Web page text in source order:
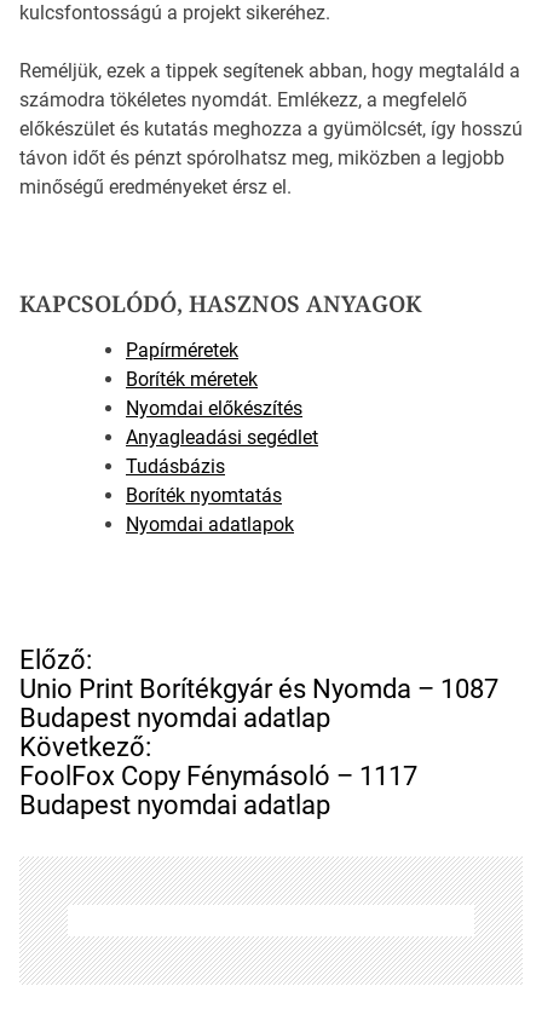
kulcsfontosságú a projekt sikeréhez.
Reméljük, ezek a tippek segítenek abban, hogy megtaláld a
számodra tökéletes nyomdát. Emlékezz, a megfelelő
előkészület és kutatás meghozza a gyümölcsét, így hosszú
távon időt és pénzt spórolhatsz meg, miközben a legjobb
minőségű eredményeket érsz el.
KAPCSOLÓDÓ, HASZNOS ANYAGOK
Papírméretek
Boríték méretek
Nyomdai előkészítés
Anyagleadási segédlet
Tudásbázis
Boríték nyomtatás
Nyomdai adatlapok
B
e
j
e
g
y
z
é
s
n
a
v
Előző:
Unio Print Borítékgyár és Nyomda – 1087
Budapest nyomdai adatlap
Következő:
FoolFox Copy Fénymásoló – 1117
Budapest nyomdai adatlap